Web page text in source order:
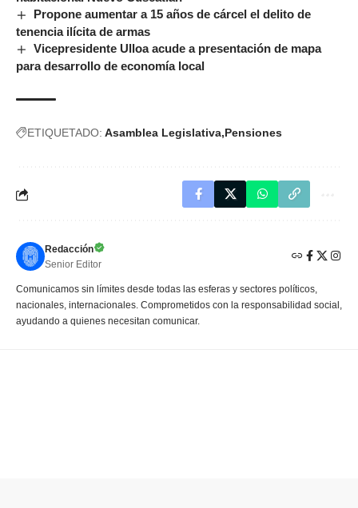
Propone aumentar a 15 años de cárcel el delito de
tenencia ilícita de armas
Vicepresidente Ulloa acude a presentación de mapa
para desarrollo de economía local
ETIQUETADO: Asamblea Legislativa Pensiones
Redacción
Senior Editor
Comunicamos sin límites desde todas las esferas y sectores políticos,
nacionales, internacionales. Comprometidos con la responsabilidad social,
ayudando a quienes necesitan comunicar.